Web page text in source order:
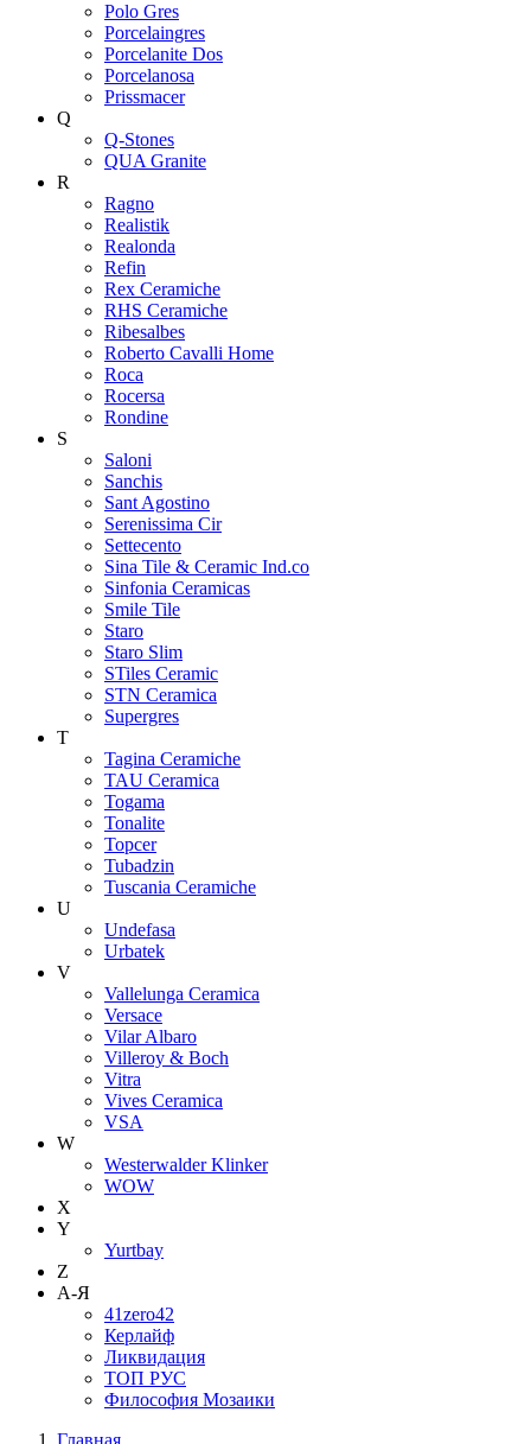
Polo Gres
Porcelaingres
Porcelanite Dos
Porcelanosa
Prissmacer
Q
Q-Stones
QUA Granite
R
Ragno
Realistik
Realonda
Refin
Rex Ceramiche
RHS Ceramiche
Ribesalbes
Roberto Cavalli Home
Roca
Rocersa
Rondine
S
Saloni
Sanchis
Sant Agostino
Serenissima Cir
Settecento
Sina Tile & Ceramic Ind.co
Sinfonia Ceramicas
Smile Tile
Staro
Staro Slim
STiles Ceramic
STN Ceramica
Supergres
T
Tagina Ceramiche
TAU Ceramica
Togama
Tonalite
Topcer
Tubadzin
Tuscania Ceramiche
U
Undefasa
Urbatek
V
Vallelunga Ceramica
Versace
Vilar Albaro
Villeroy & Boch
Vitra
Vives Ceramica
VSA
W
Westerwalder Klinker
WOW
X
Y
Yurtbay
Z
А-Я
41zero42
Керлайф
Ликвидация
ТОП РУС
Философия Мозаики
Главная